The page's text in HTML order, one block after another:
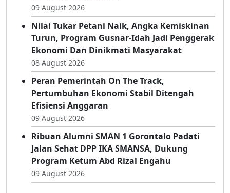
Hadiri Semarak IKA SMANSA, Brigjend Pol
Abd Rizal Engahu Bangkitkan Semangat
Kebersamaan Alumni
09 August 2026
Nilai Tukar Petani Naik, Angka Kemiskinan
Turun, Program Gusnar-Idah Jadi Penggerak
Ekonomi Dan Dinikmati Masyarakat
08 August 2026
Peran Pemerintah On The Track,
Pertumbuhan Ekonomi Stabil Ditengah
Efisiensi Anggaran
09 August 2026
Ribuan Alumni SMAN 1 Gorontalo Padati
Jalan Sehat DPP IKA SMANSA, Dukung